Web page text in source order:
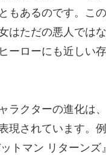
もあるのです。こ
はただの悪人では
ーローにも近しい
ラクターの進化は
現されています。例
トマン リターンズ